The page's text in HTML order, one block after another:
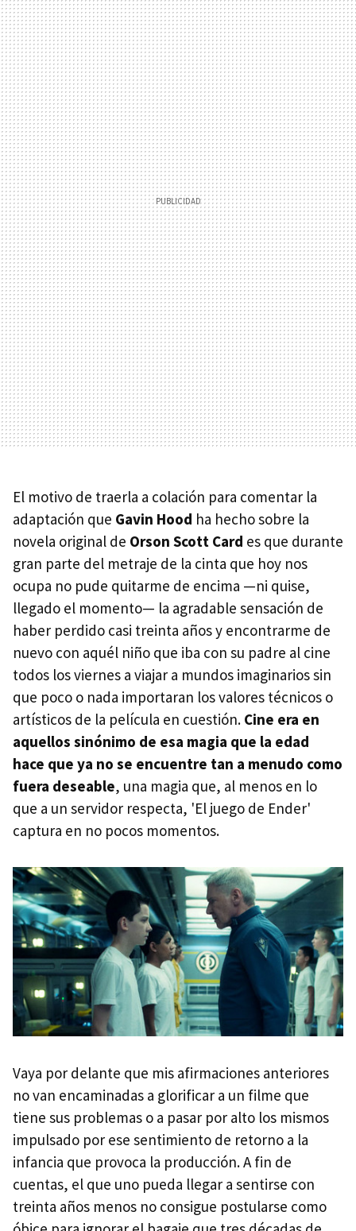
El motivo de traerla a colación para comentar la
adaptación que Gavin Hood ha hecho sobre la
novela original de Orson Scott Card es que durante
gran parte del metraje de la cinta que hoy nos
ocupa no pude quitarme de encima —ni quise,
llegado el momento— la agradable sensación de
haber perdido casi treinta años y encontrarme de
nuevo con aquél niño que iba con su padre al cine
todos los viernes a viajar a mundos imaginarios sin
que poco o nada importaran los valores técnicos o
artísticos de la película en cuestión. Cine era en
aquellos sinónimo de esa magia que la edad
hace que ya no se encuentre tan a menudo como
fuera deseable, una magia que, al menos en lo
que a un servidor respecta, 'El juego de Ender'
captura en no pocos momentos.
Vaya por delante que mis afirmaciones anteriores
no van encaminadas a glorificar a un filme que
tiene sus problemas o a pasar por alto los mismos
impulsado por ese sentimiento de retorno a la
infancia que provoca la producción. A fin de
cuentas, el que uno pueda llegar a sentirse con
treinta años menos no consigue postularse como